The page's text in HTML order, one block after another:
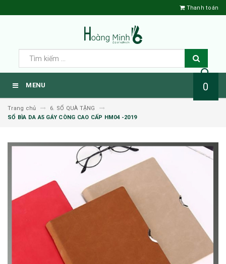
Thanh toán
MENU 0
Trang chủ
6. SỔ QUÀ TẶNG
SỔ BÌA DA A5 GÁY CÒNG CAO CẤP HM04 -2019